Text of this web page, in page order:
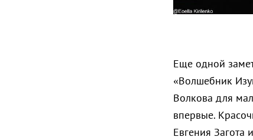
Еще одной
«Волшебник
Волкова для
впервые.
Евгения Загота